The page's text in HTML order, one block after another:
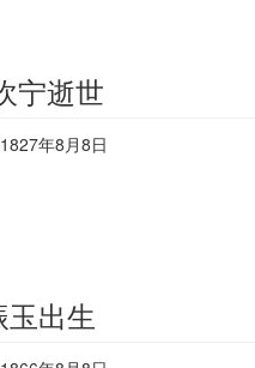
宁逝世
1827年8月8日
出生